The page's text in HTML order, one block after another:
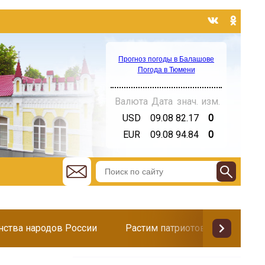
Прогноз погоды в Балашове
Погода в Тюмени
Валюта Дата знач. изм.
USD
09.08 82.17
0
EUR
09.08 94.84 0
народов России Растим патриотов